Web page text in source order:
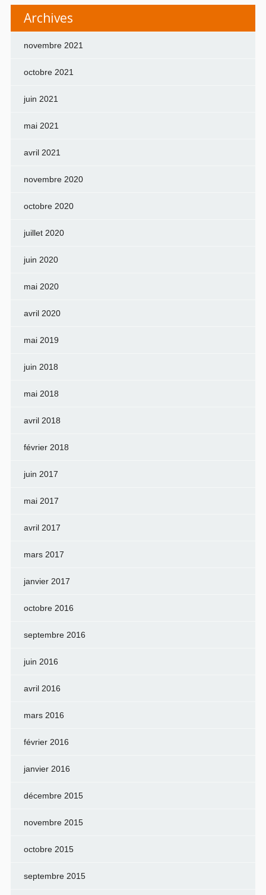
Archives
novembre 2021
octobre 2021
juin 2021
mai 2021
avril 2021
novembre 2020
octobre 2020
juillet 2020
juin 2020
mai 2020
avril 2020
mai 2019
juin 2018
mai 2018
avril 2018
février 2018
juin 2017
mai 2017
avril 2017
mars 2017
janvier 2017
octobre 2016
septembre 2016
juin 2016
avril 2016
mars 2016
février 2016
janvier 2016
décembre 2015
novembre 2015
octobre 2015
septembre 2015